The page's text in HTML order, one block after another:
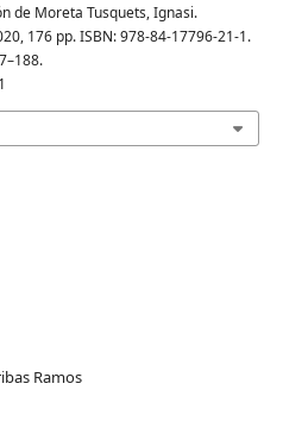
de Moreta Tusquets, Ignasi.
176 pp. ISBN: 978-84-17796-21-1.
Ramos